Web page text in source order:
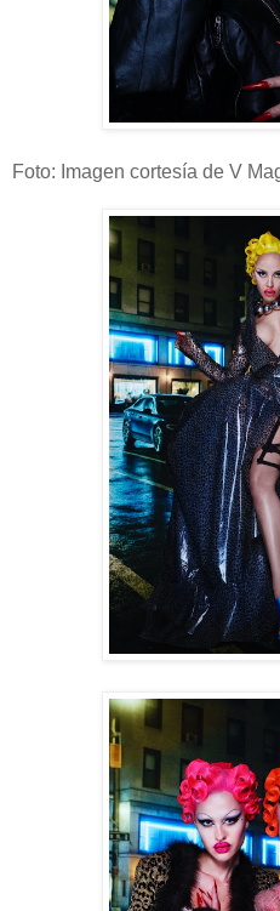
Foto: Imagen cortesía de V